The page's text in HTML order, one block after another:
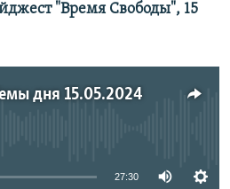
"Время Свободы", 15
дня 15.05.2024
currently available
27:30